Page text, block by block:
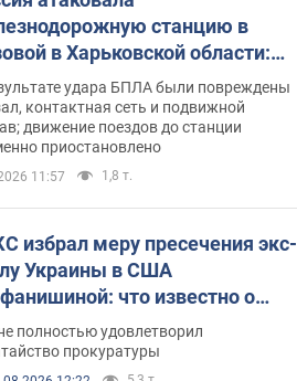
станцию в
в Харьковской области:
погибшие и раненые
удара БПЛА были повреждены
контактная сеть и подвижной
движение поездов до станции
приостановлено
11:57 1,8 т.
избрал меру пресечения экс-
Украины в США
что известно о
полностью удовлетворил
прокуратуры